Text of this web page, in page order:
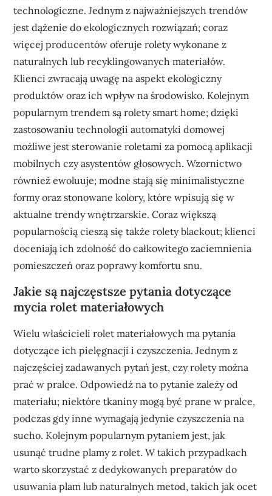
technologiczne. Jednym z najważniejszych trendów
jest dążenie do ekologicznych rozwiązań; coraz
więcej producentów oferuje rolety wykonane z
naturalnych lub recyklingowanych materiałów.
Klienci zwracają uwagę na aspekt ekologiczny
produktów oraz ich wpływ na środowisko. Kolejnym
popularnym trendem są rolety smart home; dzięki
zastosowaniu technologii automatyki domowej
możliwe jest sterowanie roletami za pomocą aplikacji
mobilnych czy asystentów głosowych. Wzornictwo
również ewoluuje; modne stają się minimalistyczne
formy oraz stonowane kolory, które wpisują się w
aktualne trendy wnętrzarskie. Coraz większą
popularnością cieszą się także rolety blackout; klienci
doceniają ich zdolność do całkowitego zaciemnienia
pomieszczeń oraz poprawy komfortu snu.
Jakie są najczęstsze pytania dotyczące
mycia rolet materiałowych
Wielu właścicieli rolet materiałowych ma pytania
dotyczące ich pielęgnacji i czyszczenia. Jednym z
najczęściej zadawanych pytań jest, czy rolety można
prać w pralce. Odpowiedź na to pytanie zależy od
materiału; niektóre tkaniny mogą być prane w pralce,
podczas gdy inne wymagają jedynie czyszczenia na
sucho. Kolejnym popularnym pytaniem jest, jak
usunąć trudne plamy z rolet. W takich przypadkach
warto skorzystać z dedykowanych preparatów do
usuwania plam lub naturalnych metod, takich jak ocet